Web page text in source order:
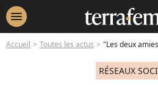
menu
Accueil Toutes les actus "Les deux amies les plus sexy" : Kylie Jenner
RÉSEAUX